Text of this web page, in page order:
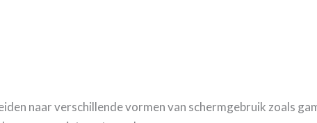
naar verschillende vormen van schermgebruik zoals